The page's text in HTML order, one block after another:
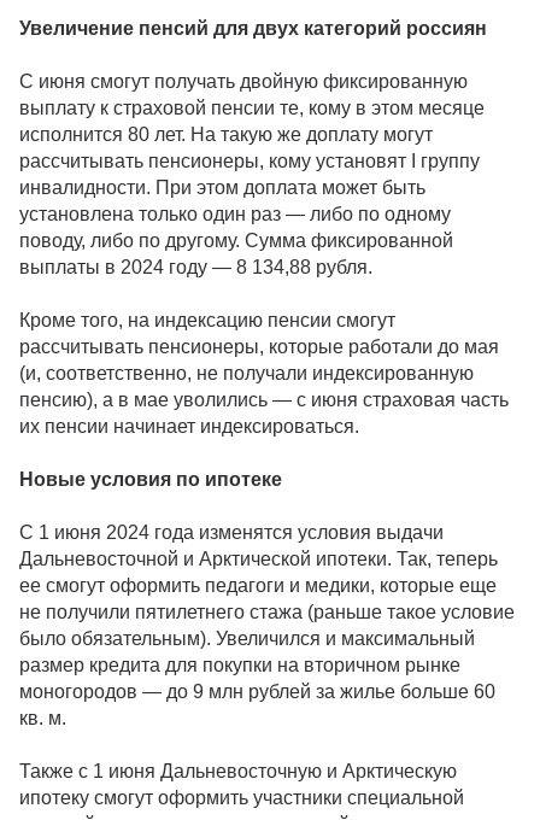
Увеличение пенсий для двух категорий россиян
С июня смогут получать двойную фиксированную
выплату к страховой пенсии те, кому в этом месяце
исполнится 80 лет. На такую же доплату могут
рассчитывать пенсионеры, кому установят I группу
инвалидности. При этом доплата может быть
установлена только один раз — либо по одному
поводу, либо по другому. Сумма фиксированной
выплаты в 2024 году — 8 134,88 рубля.
Кроме того, на индексацию пенсии смогут
рассчитывать пенсионеры, которые работали до мая
(и, соответственно, не получали индексированную
пенсию), а в мае уволились — с июня страховая часть
их пенсии начинает индексироваться.
Новые условия по ипотеке
С 1 июня 2024 года изменятся условия выдачи
Дальневосточной и Арктической ипотеки. Так, теперь
ее смогут оформить педагоги и медики, которые еще
не получили пятилетнего стажа (раньше такое условие
было обязательным). Увеличился и максимальный
размер кредита для покупки на вторичном рынке
моногородов — до 9 млн рублей за жилье больше 60
кв. м.
Также с 1 июня Дальневосточную и Арктическую
ипотеку смогут оформить участники специальной